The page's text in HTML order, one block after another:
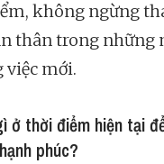
không ngừng
thân trong những
việc mới.
ở thời điểm hiện tại
phúc?